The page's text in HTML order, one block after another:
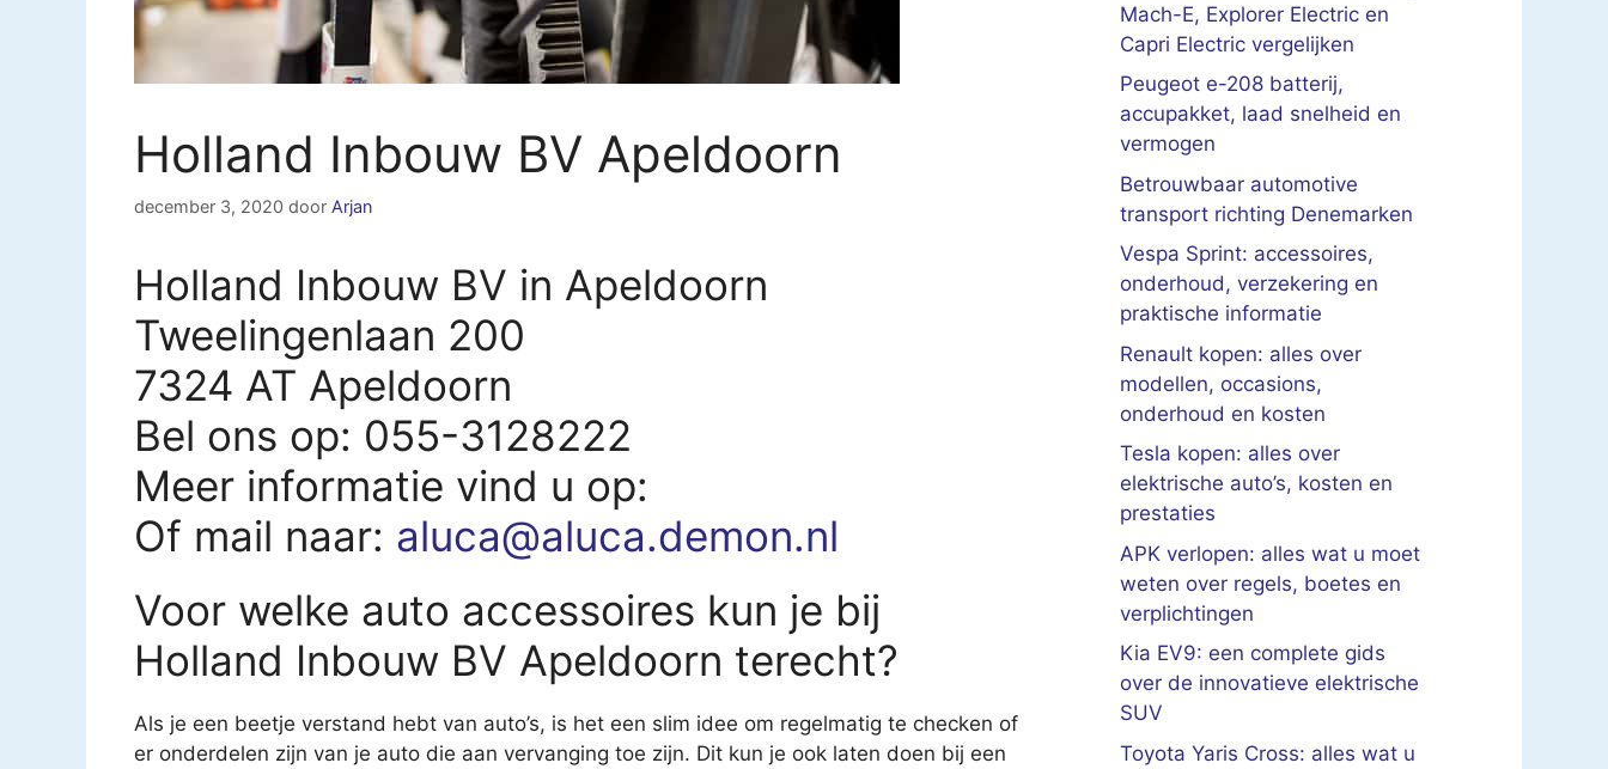
Holland Inbouw BV Apeldoorn
december 3, 2020 door Arjan
Holland Inbouw BV in Apeldoorn
Tweelingenlaan 200
7324 AT Apeldoorn
Bel ons op: 055-3128222
Meer informatie vind u op:
Of mail naar: aluca@aluca.demon.nl
Voor welke auto accessoires kun je bij
Holland Inbouw BV Apeldoorn terecht?
Als je een beetje verstand hebt van auto’s, is het een slim idee om regelmatig te checken of
er onderdelen zijn van je auto die aan vervanging toe zijn. Dit kun je ook laten doen bij een
Mach-E, Explorer Electric en
Capri Electric vergelijken
Peugeot e-208 batterij,
accupakket, laad snelheid en
vermogen
Betrouwbaar automotive
transport richting Denemarken
Vespa Sprint: accessoires,
onderhoud, verzekering en
praktische informatie
Renault kopen: alles over
modellen, occasions,
onderhoud en kosten
Tesla kopen: alles over
elektrische auto’s, kosten en
prestaties
APK verlopen: alles wat u moet
weten over regels, boetes en
verplichtingen
Kia EV9: een complete gids
over de innovatieve elektrische
SUV
Toyota Yaris Cross: alles wat u